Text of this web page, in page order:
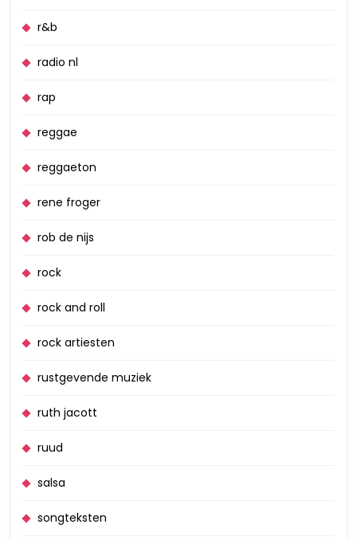
r&b
radio nl
rap
reggae
reggaeton
rene froger
rob de nijs
rock
rock and roll
rock artiesten
rustgevende muziek
ruth jacott
ruud
salsa
songteksten